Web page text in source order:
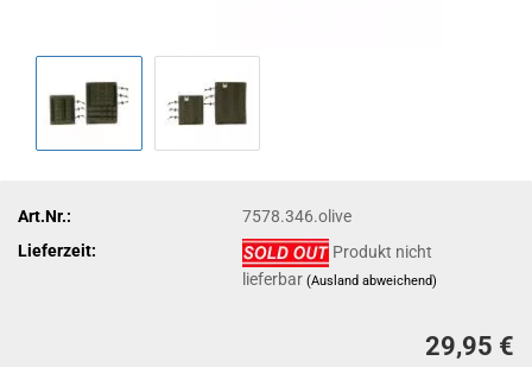
Art.Nr.:
7578.346.olive
Lieferzeit:
Produkt nicht
lieferbar(Ausland abweichend)
29,95 €